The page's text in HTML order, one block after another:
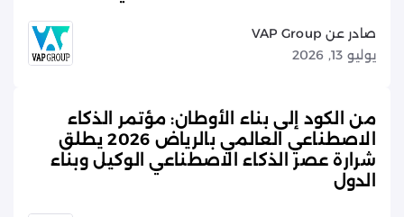
صادر عن VAP Group
يوليو 13, 2026
من الكود إلى بناء الأوطان: مؤتمر الذكاء
الاصطناعي العالمي بالرياض 2026 يطلق
شرارة عصر الذكاء الاصطناعي الوكيل وبناء
الدول